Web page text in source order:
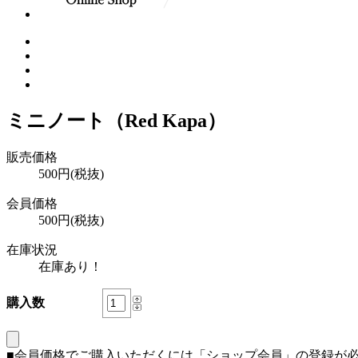
ミニノート（Red Kapa）
販売価格
500円(税抜)
会員価格
500円(税抜)
在庫状況
在庫あり！
購入数
■会員価格でご購入いただくには「ショップ会員」の登録が必